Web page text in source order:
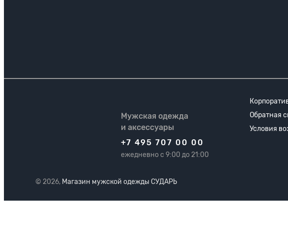
Мужская одежда
и аксессуары
+7 495 707 00 00
ежедневно с 9:00 до 21:00
Обратная
Условия
© 2026, Магазин мужской одежды СУДАРЬ